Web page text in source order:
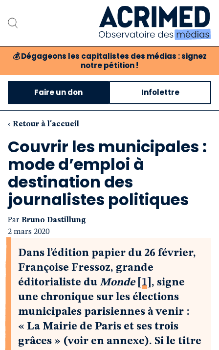
💰 Dégageons les capitalistes des médias : signez
notre pétition !Notre association
Notre critique des médias
Notre revue
Boutique
Faire un don Infolettre
‹ Retour à l'accueil
Couvrir les municipales :
mode d’emploi à
destination des
journalistes politiques
Par Bruno Dastillung
2 mars 2020
Dans l’édition papier du 26 février,
Françoise Fressoz, grande
éditorialiste du Monde[ 1 , signe
une chronique sur les élections
municipales parisiennes à venir :
« La Mairie de Paris et ses trois
grâces » (voir en annexe). Si le titre